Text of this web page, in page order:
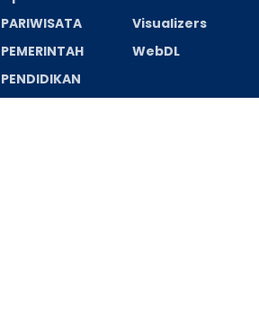
PARIWISATA
PEMERINTAH
PENDIDIKAN
Visualizers
WebDL